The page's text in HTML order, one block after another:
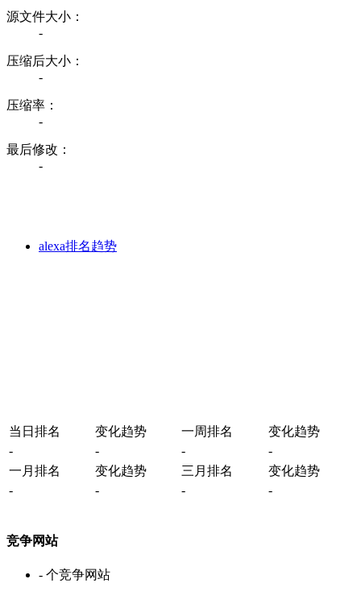
源文件大小：
-
压缩后大小：
-
压缩率：
-
最后修改：
-
alexa排名趋势
当日排名 变化趋势 一周排名
变化趋势
-
- -
-
一月排名
变化趋势 三月排名
变化趋势
-
- - -
竞争网站
- 个竞争网站